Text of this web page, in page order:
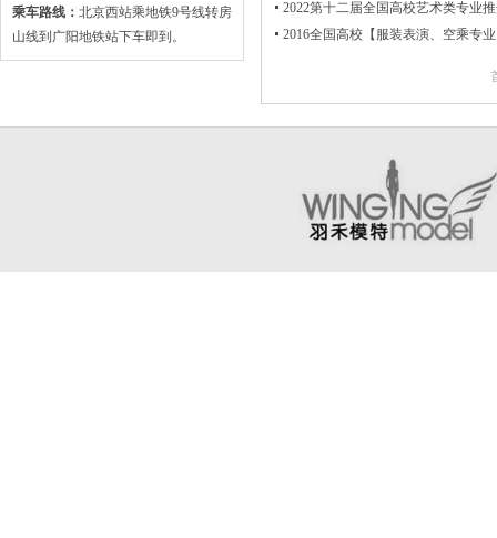
乘车路线： 北京西站乘地铁9号线转房
山线到广阳地铁站下车即到。
2022第十二届全国高校艺术类专业
2016全国高校【服装表演、空乘专